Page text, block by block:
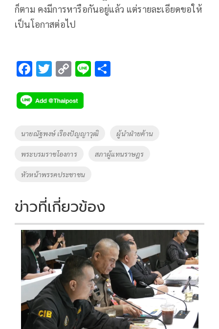
ก็ตาม คงมีการหารือกันอยู่แล้ว แต่รายละเอียดขอให้
เป็นโอกาสต่อไป
F
e
b
o
k
T
tt
er
C
p
y
Li
k
Li
Tags
นายณัฐพงษ์ เรืองปัญญาวุฒิ ผู้นำฝ่ายค้าน
พระบรมราชโองการ สภาผู้แทนราษฎร
หัวหน้าพรรคประชาชน
ข่าวที่เกี่ยวข้อง